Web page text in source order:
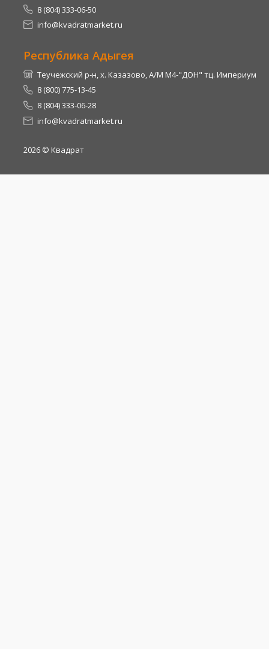
8 (804) 333-06-50
info@kvadratmarket.ru
Республика Адыгея
Теучежский р-н, х. Казазово, А/М М4-"ДОН" тц. Империум
8 (800) 775-13-45
8 (804) 333-06-28
info@kvadratmarket.ru
2026 © Квадрат